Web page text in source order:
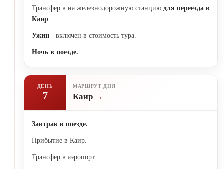
Трансфер в на железнодорожную станцию для переезда в
Каир
Ужин - включен в стоимость тура.
Ночь в поезде.
ДЕНЬ
7
МАРШРУТ ДНЯ
Каир
Завтрак в поезде.
Прибытие в Каир.
Трансфер в аэропорт.